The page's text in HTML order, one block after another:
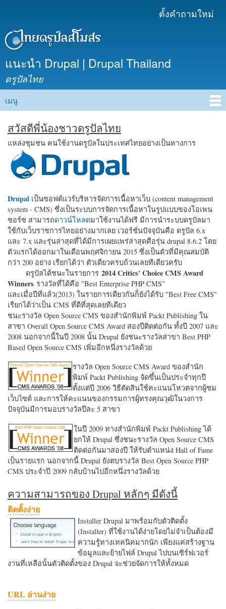
เนื้อหา
ตั้งคำถามใหม่
แนะนำ Drupal | Drupal Thailand
ดรูปัลไทย
Main menu
เมนู
สวัสดีพี่น้องชาวดรูปัลไทย
แหล่งชุมชน คนใช้งานดรูปัลในประเทศไทยอย่างเป็นทางการ
Drupal เป็นซอฟต์แวร์บริหารจัดการเนื้อหาเว็บ (content management
system - CMS) ซึ่งเป็นระบบการจัดการเนื้อหาในรูปแบบของโอเพน
ซอร์ซ สามารถดาวน์โหลดมาใช้งานได้ฟรี มีการนำระบบดรูปัลมา
ใช้กับเว็บราชการไทยอย่างมากเลย เวอร์ชั่นปัจจุบันคือ ดรูปัล 6.x
และ 7.x และรุ่นล่าสุดที่ได้มีการเผยแพร่ล่าสุดคือรุ่น drupal 8.6.2 โดย
ตัวแรกได้ออกมาในเดือนพฤศจิกายน 2015 ซึ่งเป็นตัวที่มีคุณสมบัติ
กว่า 200 อย่าง เรียกได้ว่า ตัวเดียวครบถ้วนเลยทีเดียวครับ
ดรูปัลได้ชนะในรายการ 2014 Critics' Choice CMS Award
Winners รางวัลที่ได้คือ "Best Enterprise PHP CMS"
และเมื่อปีที่แล้ว(2013) ในรายการเดียวกันก็ยังได้รับ "Best Free CMS"
เรียกได้ว่าเป็น CMS ที่ดีที่สุดเลยทีเดียว
ชนะรางวัล Open Source CMS ของสำนักพิมพ์ Packt Publishing ใน
สาขา Overall Open Source CMS Award สองปีติดต่อกัน ทั้งปี 2007 และ
2008 นอกจากนี้ในปี 2008 นั้น Drupal ยังชนะรางวัลสาขา Best PHP
Based Open Source CMS เพิ่มอีกหนึ่งรางวัลด้วย
รางวัล Open Source CMS Award ของสำนัก
พิมพ์ Packt Publishing จัดขึ้นเป็นประจำทุกปี
ตั้งแต่ปี 2006 วิธีตัดสินใช้คะแนนโหวตจากผู้ชม
เว็บไซต์ และการให้คะแนนของกรรมการผู้ทรงคุณวุฒิในวงการ
ปัจจุบันมีการมอบรางวัลปีละ 5 สาขา
ในปี 2009 ทางสำนักพิมพ์ Packt Publishing ได้
ยกให้ Drupal ซึ่งชนะรางวัล Open Source CMS
ติดต่อกันมาสองปี ให้รับตำแหน่ง Hall of Fame
เป็นรายแรก นอกจากนี้ Drupal ยังตบรางวัล Best Open Source PHP
CMS ประจำปี 2009 กลับบ้านไปอีกหนึ่งรางวัลด้วย
ความสามารถของ Drupal หลักๆ มีดังนี้
ติดตั้งง่าย
Installer Drupal มาพร้อมกับตัวติดตั้ง
(Installer) ที่ใช้งานได้ง่ายโดยไม่จำเป็นต้องมี
ความรู้ทางเทคนิคมากนัก เพียงแค่สร้างฐาน
ข้อมูลและย้ายไฟล์ Drupal ไปบนเซิร์ฟเวอร์
งานที่เหลือนั้นตัวติดตั้งของ Drupal จะช่วยจัดการให้ทั้งหมด
URL อ่านง่าย